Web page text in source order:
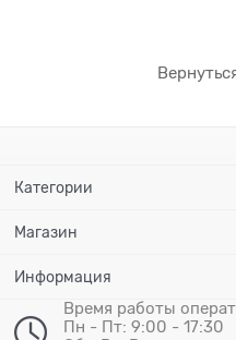
Категории
Магазин
Информация
Время работы
Пн - Пт: 9:00 - 17:30